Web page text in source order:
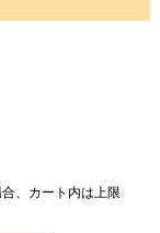
、カート内は上限